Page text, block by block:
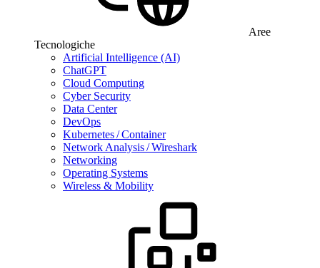
Aree
Tecnologiche
Artificial Intelligence (AI)
ChatGPT
Cloud Computing
Cyber Security
Data Center
DevOps
Kubernetes / Container
Network Analysis / Wireshark
Networking
Operating Systems
Wireless & Mobility